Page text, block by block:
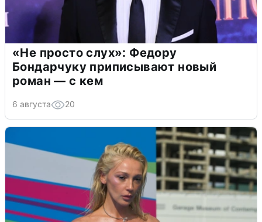
«Не просто слух»: Федору
Бондарчуку приписывают новый
роман — с кем
6 августа 20